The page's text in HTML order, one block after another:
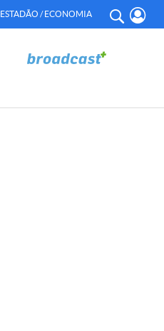
ESTADÃO / ECONOMIA